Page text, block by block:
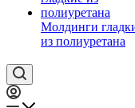
Молдинги
из полиуретана